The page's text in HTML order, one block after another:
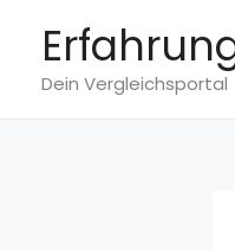
springenDein Vergleichsportal